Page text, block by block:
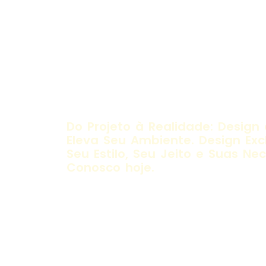
Do Projeto à Realidade:
Eleva Seu Ambiente. Design
Seu Estilo, Seu Jeito e Suas
Conosco hoje.